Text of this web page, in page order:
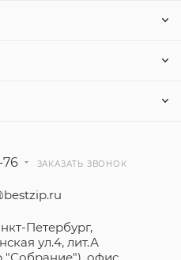
ЗАКАЗАТЬ ЗВОНОК
Петербург,
ул.4, лит.А